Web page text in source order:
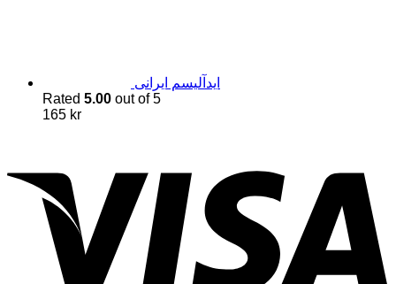
اید‌آلیسم ایرانی
Rated 5.00 out of 5
165 kr